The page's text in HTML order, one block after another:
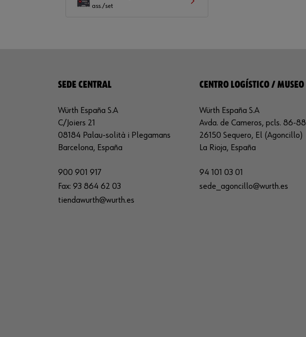
ass./set
SEDE CENTRAL
Würth España S.A
C/Joiers 21
08184 Palau-solità i Plegamans
Barcelona, España
900 901 917
Fax: 93 864 62 03
tiendawurth@wurth.es
CENTRO LOGÍSTICO / MUSEO
Würth España S.A
Avda. de Cameros, pcls. 86-88
26150 Sequero, El (Agoncillo)
La Rioja, España
94 101 03 01
sede_agoncillo@wurth.es